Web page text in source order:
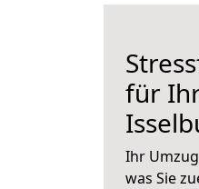
für
Ihr
was Sie